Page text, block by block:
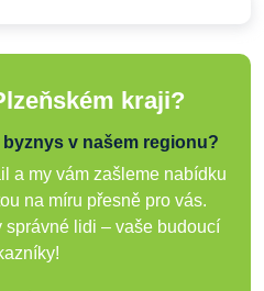
kraji?
v našem regionu?
a my vám zašleme nabídku
na míru přesně pro vás.
správné lidi – vaše budoucí